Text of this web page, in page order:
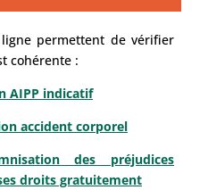
permettent de vérifier
cohérente :
AIPP indicatif
accident corporel
des préjudices
droits gratuitement